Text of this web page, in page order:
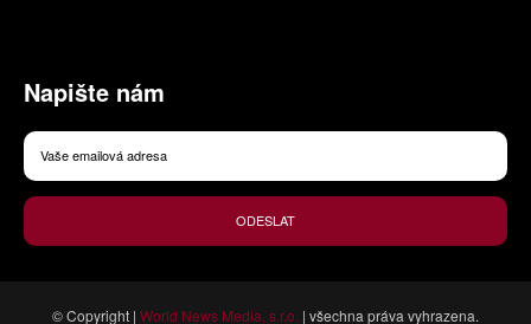
Napište nám
ODESLAT
© Copyright | World News Media, s.r.o. | všechna práva vyhrazena.